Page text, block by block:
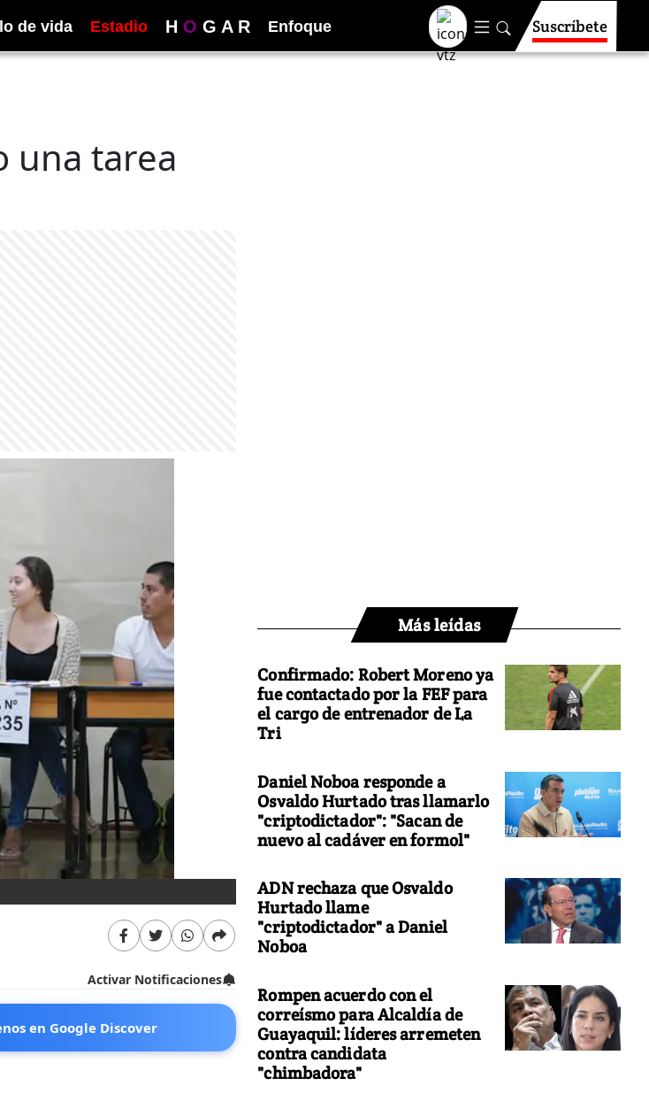
de vida Estadio H O G A R Enfoque Suscríbete
una tarea
Activar Notificaciones
en Google Discover
Más leídas
Confirmado: Robert Moreno ya
fue contactado por la FEF para
el cargo de entrenador de La
Tri
Daniel Noboa responde a
Osvaldo Hurtado tras llamarlo
"criptodictador": "Sacan de
nuevo al cadáver en formol"
ADN rechaza que Osvaldo
Hurtado llame
"criptodictador" a Daniel
Noboa
Rompen acuerdo con el
correísmo para Alcaldía de
Guayaquil: líderes arremeten
contra candidata
"chimbadora"